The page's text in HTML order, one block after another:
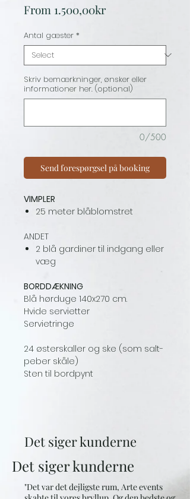
From 1.500,00krSale
Antal gæster *
Skriv bemærkninger, ønsker eller
informationer her. (optional)
0/500
Send forespørgsel på booking
VIMPLER
25 meter blåblomstret
ANDET
2 blå gardiner til indgang eller
væg
BORDDÆKNING
Blå hørduge 140x270 cm.
Hvide servietter
Servietringe
24 østerskaller og ske (som salt-
peber skåle)
Sten til bordpynt
Det siger kunderne
Det siger kunderne
"Det var det dejligste rum, Arte events